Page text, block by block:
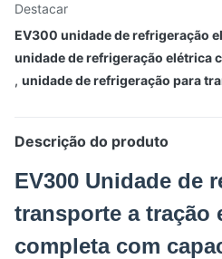
Destacar
EV300 unidade de refrigeração
unidade de refrigeração elétrica
, unidade de refrigeração para
Descrição do produto
EV300 Unidade de
transporte a tração
completa com